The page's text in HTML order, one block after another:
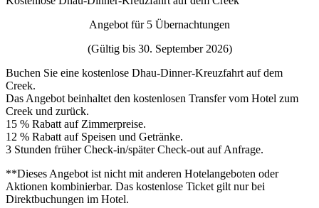
Angebot für 5 Übernachtungen
(Gültig bis 30. September 2026)
Buchen Sie eine kostenlose Dhau-Dinner-Kreuzfahrt auf dem
Creek.
Das Angebot beinhaltet den kostenlosen Transfer vom Hotel zum
Creek und zurück.
15 % Rabatt auf Zimmerpreise.
12 % Rabatt auf Speisen und Getränke.
3 Stunden früher Check-in/später Check-out auf Anfrage.
**Dieses Angebot ist nicht mit anderen Hotelangeboten oder
Aktionen kombinierbar. Das kostenlose Ticket gilt nur bei
Direktbuchungen im Hotel.